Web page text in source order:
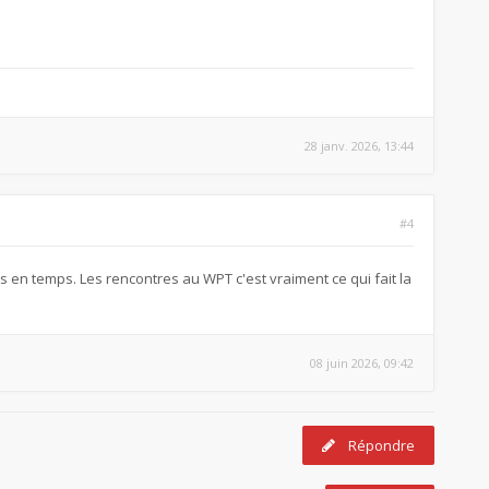
28 janv. 2026, 13:44
#4
temps. Les rencontres au WPT c'est vraiment ce qui fait la
08 juin 2026, 09:42
Répondre